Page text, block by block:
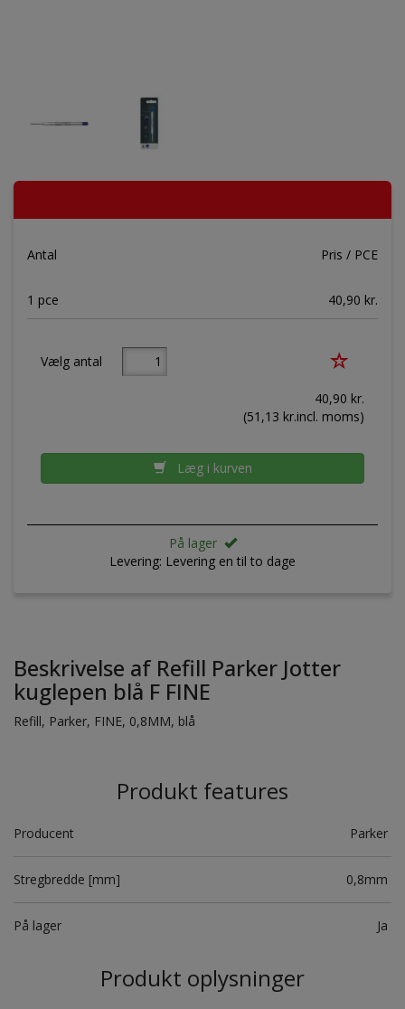
Antal Pris / PCE
1 pce 40,90 kr.
Vælg antal
40,90 kr.
(51,13 kr.incl. moms)
Læg i kurven
På lager
Levering: Levering en til to dage
Beskrivelse af Refill Parker Jotter
kuglepen blå F FINE
Refill, Parker, FINE, 0,8MM, blå
Produkt features
Producent Parker
Stregbredde [mm] 0,8mm
På lager Ja
Produkt oplysninger